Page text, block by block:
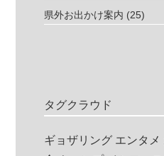
県外お出かけ案内 (25)
タグクラウド
ギョザリング エンタメ